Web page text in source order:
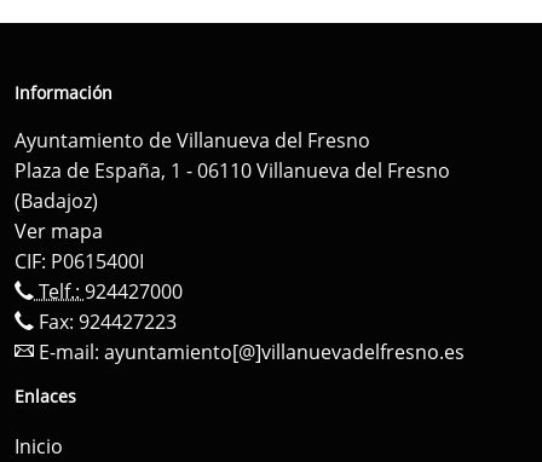
Información
Ayuntamiento de Villanueva del Fresno
Plaza de España, 1 - 06110 Villanueva del Fresno
(Badajoz)
Ver mapa
CIF: P0615400I
Telf.: 924427000
Fax: 924427223
E-mail: ayuntamiento[@]villanuevadelfresno.es
Enlaces
Inicio